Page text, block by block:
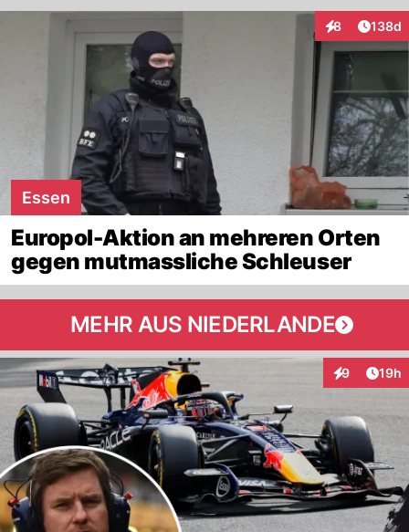
8
Interaktionen
138d
Essen
Europol-Aktion an mehreren Orten
gegen mutmassliche Schleuser
MEHR AUS NIEDERLANDE
9
Interaktionen
19h